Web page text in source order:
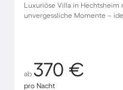
Luxuriöse Villa in Hechtsheim
unvergessliche Momente –
ab 370 €
pro Nacht